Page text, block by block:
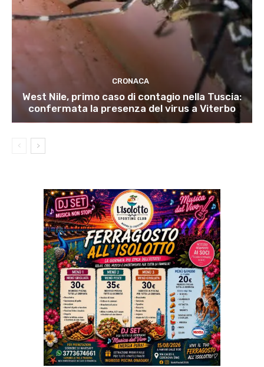
CRONACA
West Nile, primo caso di contagio nella Tuscia:
confermata la presenza del virus a Viterbo